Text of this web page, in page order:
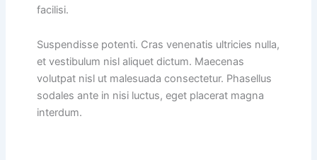
facilisi.
Suspendisse potenti. Cras venenatis ultricies nulla,
et vestibulum nisl aliquet dictum. Maecenas
volutpat nisl ut malesuada consectetur. Phasellus
sodales ante in nisi luctus, eget placerat magna
interdum.